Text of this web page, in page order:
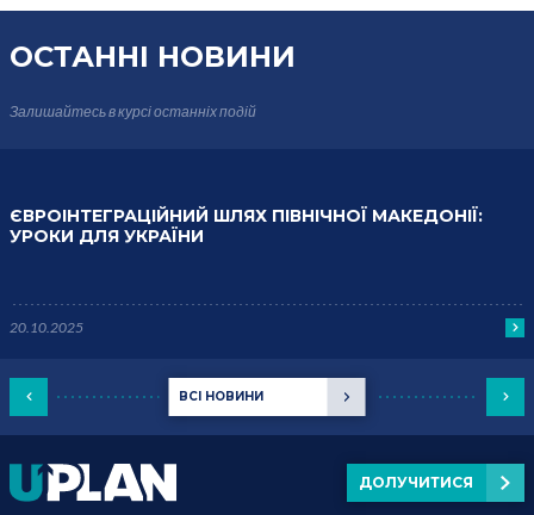
ОСТАННІ НОВИНИ
Залишайтесь в курсіостанніх подій
ВСІ НОВИНИ
ЄВРОІНТЕГРАЦІЙНИЙ ШЛЯХ ПІВНІЧНОЇ МАКЕДОНІЇ:
УРОКИ ДЛЯ УКРАЇНИ
20.10.2025
ДОЛУЧИТИСЯ